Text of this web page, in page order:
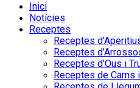
Inici
Notícies
Receptes
Receptes
Receptes
Receptes d’Ous i
Receptes de Carns